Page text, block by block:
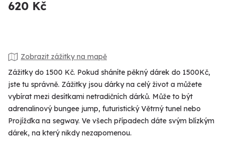
620 Kč
Zobrazit zážitky na mapě
Zážitky do 1500 Kč. Pokud sháníte pěkný dárek do 1500Kč,
jste tu správně. Zážitky jsou dárky na celý život a můžete
vybírat mezi desítkami netradičních dárků. Může to být
adrenalinový bungee jump, futuristický Větrný tunel nebo
Projížďka na segway. Ve všech případech dáte svým blízkým
dárek, na který nikdy nezapomenou.